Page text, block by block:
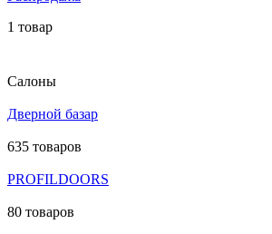
1 товар
Салоны
Дверной базар
635 товаров
PROFILDOORS
80 товаров